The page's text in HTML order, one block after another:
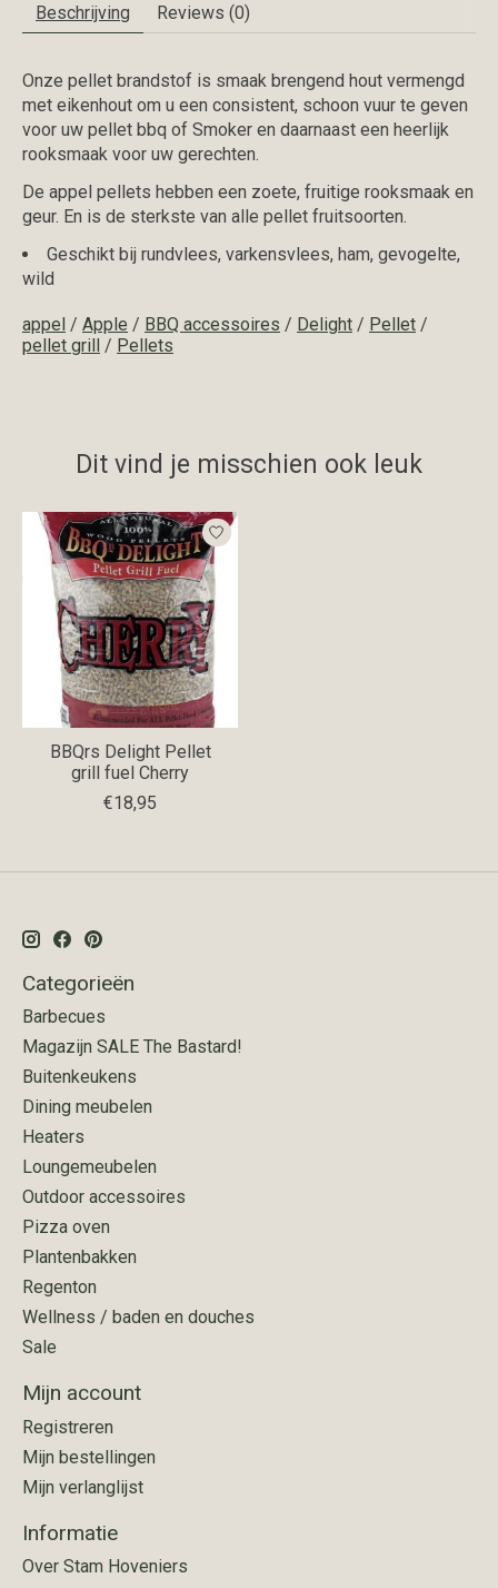
Beschrijving Reviews (0)
Onze pellet brandstof is smaak brengend hout vermengd
met eikenhout om u een consistent, schoon vuur te geven
voor uw pellet bbq of Smoker en daarnaast een heerlijk
rooksmaak voor uw gerechten.
De appel pellets hebben een zoete, fruitige rooksmaak en
geur. En is de sterkste van alle pellet fruitsoorten.
Geschikt bij rundvlees, varkensvlees, ham, gevogelte,
wild
appel / Apple / BBQ accessoires / Delight / Pellet /
pellet grill / Pellets
Dit vind je misschien ook leuk
Items van productcarrousel
BBQrs Delight Pellet
grill fuel Cherry
€18,95
Categorieën
Barbecues
Magazijn SALE The Bastard!
Buitenkeukens
Dining meubelen
Heaters
Loungemeubelen
Outdoor accessoires
Pizza oven
Plantenbakken
Regenton
Wellness / baden en douches
Sale
Mijn account
Registreren
Mijn bestellingen
Mijn verlanglijst
Informatie
Over Stam Hoveniers